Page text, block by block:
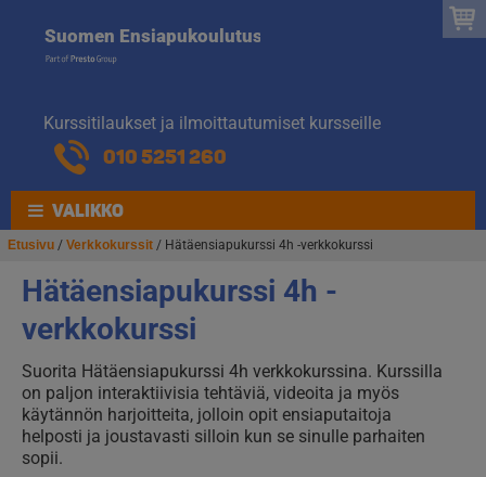
navigointiin
sisältöön
Suomen EnsiapukoulutusSuomen
Kurssitilaukset ja ilmoittautumiset kursseille
010 5251 260
VALIKKO
Etusivu / Verkkokurssit / Hätäensiapukurssi 4h -verkkokurssi
Hätäensiapukurssi 4h -
verkkokurssi
Suorita Hätäensiapukurssi 4h verkkokurssina. Kurssilla
on paljon interaktiivisia tehtäviä, videoita ja myös
käytännön harjoitteita, jolloin opit ensiaputaitoja
helposti ja joustavasti silloin kun se sinulle parhaiten
sopii.